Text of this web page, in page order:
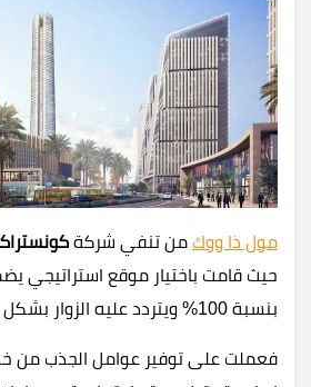
مول ذا ووك من تنفي شركة
حيث قامت باختيار موقع استراتيجي
بنسبة 100% ويتردد عليه الزوار بشكل دائم.
فعملت على توفير عوامل الجذب من